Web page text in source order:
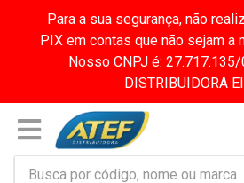
Para a sua segurança, não
PIX em contas que não sejam a
Nosso CNPJ é:
DISTRIBUIDORA